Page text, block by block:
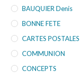
BAUQUIER Denis
BONNE FETE
CARTES POSTALES
COMMUNION
CONCEPTS